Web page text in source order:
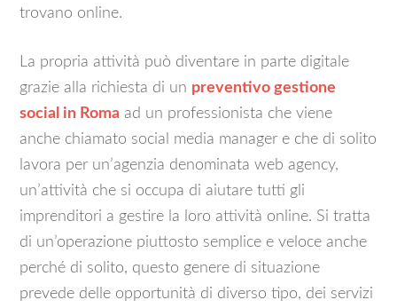
trovano online.
La propria attività può diventare in parte digitale
grazie alla richiesta di un preventivo gestione
social in Roma ad un professionista che viene
anche chiamato social media manager e che di solito
lavora per un’agenzia denominata web agency,
un’attività che si occupa di aiutare tutti gli
imprenditori a gestire la loro attività online. Si tratta
di un’operazione piuttosto semplice e veloce anche
perché di solito, questo genere di situazione
prevede delle opportunità di diverso tipo, dei servizi